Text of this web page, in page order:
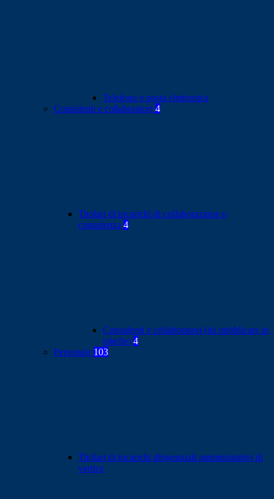
Telefono e posta elettronica
Consulenti e collaboratori 4
Titolari di incarichi di collaborazione o
consulenza 4
Consulenti e collaboratori (da pubblicare in
tabelle) 4
Personale 103
Titolari di incarichi dirigenziali amministrativi di
vertice